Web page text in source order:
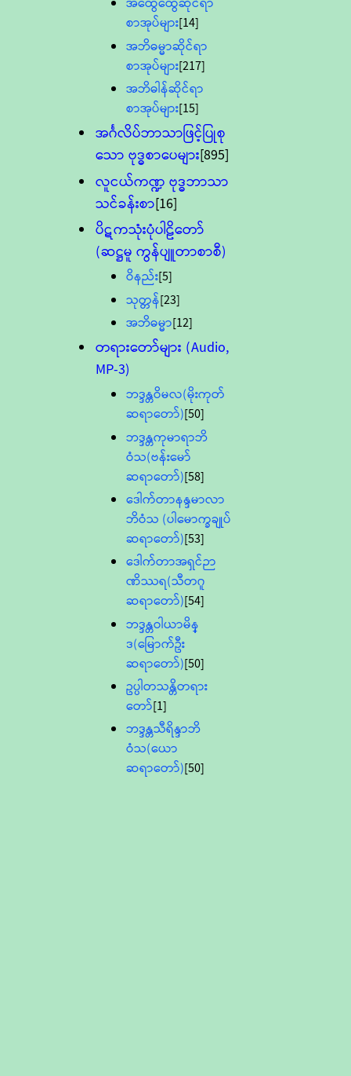
စာအုပ်များ[14]
အဘိဓမ္မာဆိုင်ရာ
စာအုပ်များ[217]
အဘိဓါန်ဆိုင်ရာ
စာအုပ်များ[15]
အင်္ဂလိပ်ဘာသာဖြင့်ပြုစု
သော ဗုဒ္ဓစာပေများ[895]
လူငယ်ကဏ္ဍ ဗုဒ္ဓဘာသာ
သင်ခန်းစာ[16]
ပိဋကသုံးပုံပါဠိတော်
(ဆဋ္ဌမူ ကွန်ပျူတာစာစီ)
ဝိနည်း[5]
သုတ္တန်[23]
အဘိဓမ္မာ[12]
တရားတော်များ (Audio,
MP-3)
ဘဒ္ဒန္တဝိမလ(မိုးကုတ်
ဆရာတော်)[50]
ဘဒ္ဒန္တကုမာရာဘိ
ဝံသ(ဗန်းမော်
ဆရာတော်)[58]
ဒေါက်တာနန္ဒမာလာ
ဘိဝံသ (ပါမောက္ခချုပ်
ဆရာတော်)[53]
ဒေါက်တာအရှင်ဉာ
ဏိဿရ(သီတဂူ
ဆရာတော်)[54]
ဘဒ္ဒန္တဝါယာမိန္
ဒ(မြောက်ဦး
ဆရာတော်)[50]
ဥပ္ပါတသန္တိတရား
တော်[1]
ဘဒ္ဒန္တသီရိန္ဒာဘိ
ဝံသ(ယော
ဆရာတော်)[50]